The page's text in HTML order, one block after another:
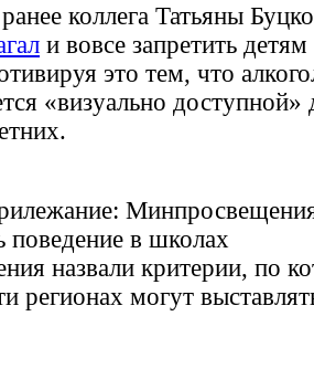
коллега Татьяны
и вовсе запретить
это тем, что
«‎визуально доступной»‎
поведение в школах
назвали критерии, по
регионах могут